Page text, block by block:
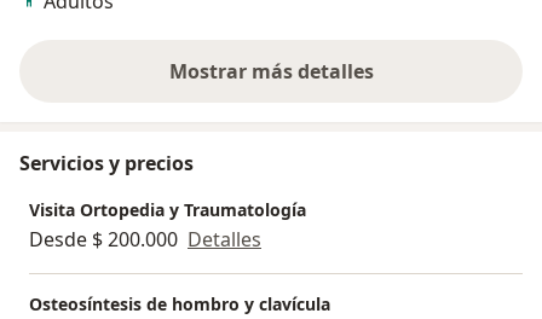
Mostrar más detalles
sobre la experiencia
Servicios y precios
Visita Ortopedia y Traumatología
Desde $ 200.000 Detalles
Osteosíntesis de hombro y clavícula